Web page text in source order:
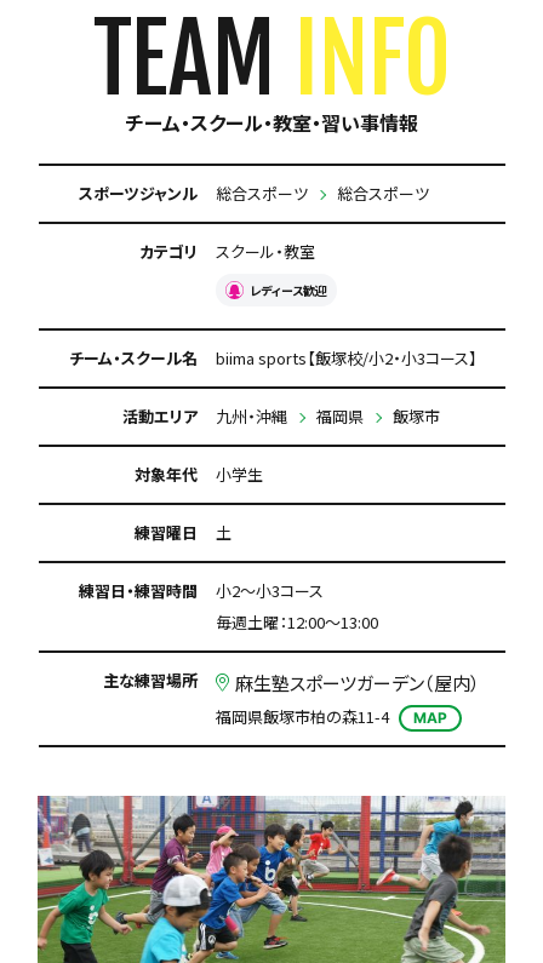
初回購入品あり 保護者の当番なし
TEAM INFO
チーム・スクール・教室・習い事情報
スポーツジャンル 総合スポーツ 総合スポーツ
カテゴリ スクール・教室
レディース歓迎
チーム・スクール名 biima sports【飯塚校/小2・小3コース】
活動エリア 九州・沖縄 福岡県 飯塚市
対象年代 小学生
練習曜日 土
練習日・練習時間
小2〜小3コース
毎週土曜：12:00〜13:00
主な練習場所 麻生塾スポーツガーデン（屋内）
福岡県飯塚市柏の森11-4 MAP